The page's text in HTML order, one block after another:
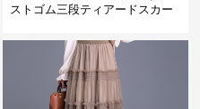
ストゴム三段ティアードスカー